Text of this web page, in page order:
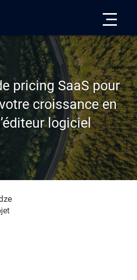
pricing SaaS pour
croissance en
logiciel